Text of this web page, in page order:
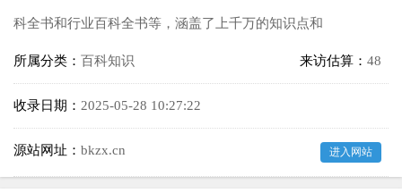
科全书和行业百科全书等，涵盖了上千万的知识点和
所属分类： 百科知识 来访估算： 48
收录日期： 2025-05-28 10:27:22
源站网址： bkzx.cn 进入网站